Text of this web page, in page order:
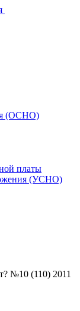
(ОСНО)
платы
(УСНО)
№10 (110) 2011